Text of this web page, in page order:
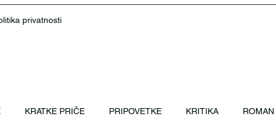
privatnosti
KRATKE PRIČE PRIPOVETKE KRITIKA ROMAN